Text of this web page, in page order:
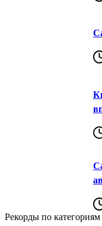
Рекорды по категориям